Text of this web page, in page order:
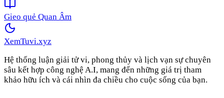
Gieo quẻ Quan Âm
XemTuvi.xyz
Hệ thống luận giải tử vi, phong thủy và lịch vạn sự chuyên
sâu kết hợp công nghệ A.I, mang đến những giá trị tham
khảo hữu ích và cái nhìn đa chiều cho cuộc sống của bạn.